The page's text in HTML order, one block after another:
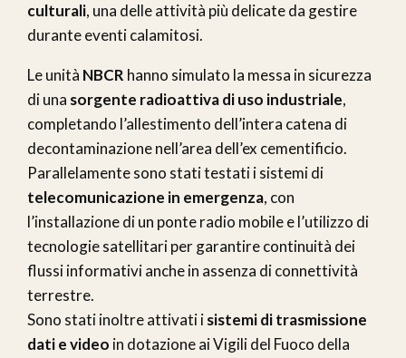
culturali, una delle attività più delicate da gestire
durante eventi calamitosi.
Le unità NBCR hanno simulato la messa in sicurezza
di una sorgente radioattiva di uso industriale,
completando l’allestimento dell’intera catena di
decontaminazione nell’area dell’ex cementificio.
Parallelamente sono stati testati i sistemi di
telecomunicazione in emergenza, con
l’installazione di un ponte radio mobile e l’utilizzo di
tecnologie satellitari per garantire continuità dei
flussi informativi anche in assenza di connettività
terrestre.
Sono stati inoltre attivati isistemi di trasmissione
dati e video in dotazione ai Vigili del Fuoco della